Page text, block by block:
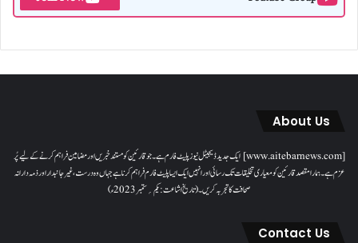
About Us
[www.aitebarnews.com] ایک جدید ڈیجیٹل نیوز پلیٹ فارم ہے۔ جو قارئین کو مستند خبریں اور مضامین فراہم کرنے کے لیے پُر
عزم ہے۔ ہمارا مقصدقارئین کو معیاری تخلیقات تک رسائی اور انہیں ایک ایسا پلیٹ فارم فراہم کرنا ہے جہاں وہ درست، غیر جانبدار اور ذمہ دارانہ
صحافت کا تجربہ کریں۔( تاریخ اشاعت : یکم؍ ستمبر 2023ء)
Contact Us